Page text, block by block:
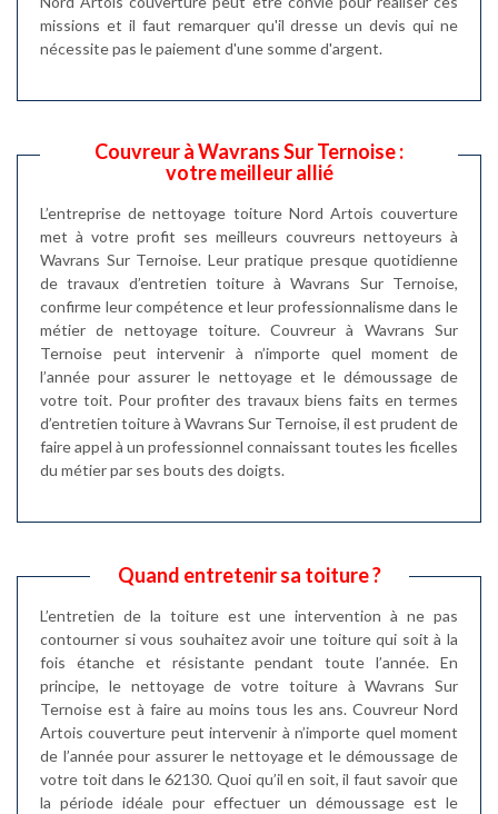
missions et il faut remarquer qu'il dresse un devis qui ne
nécessite pas le paiement d'une somme d'argent.
Couvreur à Wavrans Sur Ternoise :
votre meilleur allié
L’entreprise de nettoyage toiture Nord Artois couverture
met à votre profit ses meilleurs couvreurs nettoyeurs à
Wavrans Sur Ternoise. Leur pratique presque quotidienne
de travaux d’entretien toiture à Wavrans Sur Ternoise,
confirme leur compétence et leur professionnalisme dans le
métier de nettoyage toiture. Couvreur à Wavrans Sur
Ternoise peut intervenir à n’importe quel moment de
l’année pour assurer le nettoyage et le démoussage de
votre toit. Pour profiter des travaux biens faits en termes
d’entretien toiture à Wavrans Sur Ternoise, il est prudent de
faire appel à un professionnel connaissant toutes les ficelles
du métier par ses bouts des doigts.
Quand entretenir sa toiture ?
L’entretien de la toiture est une intervention à ne pas
contourner si vous souhaitez avoir une toiture qui soit à la
fois étanche et résistante pendant toute l’année. En
principe, le nettoyage de votre toiture à Wavrans Sur
Ternoise est à faire au moins tous les ans. Couvreur Nord
Artois couverture peut intervenir à n’importe quel moment
de l’année pour assurer le nettoyage et le démoussage de
votre toit dans le 62130. Quoi qu’il en soit, il faut savoir que
la période idéale pour effectuer un démoussage est le